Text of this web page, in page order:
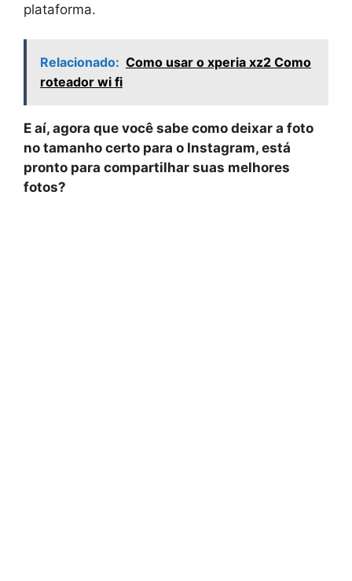
plataforma.
Relacionado: Como usar o xperia xz2 Como
roteador wi fi
E aí, agora que você sabe como deixar a foto
no tamanho certo para o Instagram, está
pronto para compartilhar suas melhores
fotos?